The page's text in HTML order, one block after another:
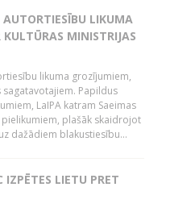
LIKUMA
MINISTRIJAS
likuma grozījumiem,
Papildus
LaIPA katram Saeimas
plašāk skaidrojot
dažādiem blakustiesību...
IZPĒTES LIETU PRET